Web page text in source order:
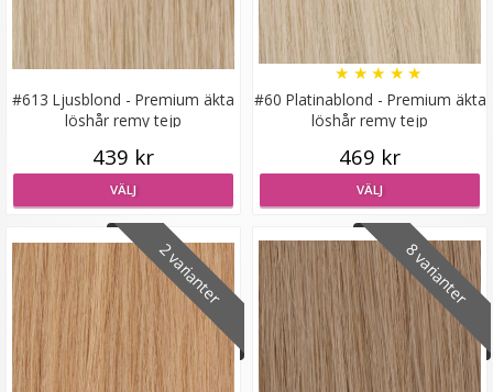
Syntetiskt löshår Gloriatråd lockigt - Mörkblond #16/68
199 kr
LÄGG I VARUKORG
#613 Ljusblond - Premium äkta
löshår remy tejp
439 kr
VÄLJ
#60 Platinablond - Premium äkta
löshår remy tejp
★ ★ ★ ★ ★
469 kr
VÄLJ
2 varianter 8 varianter